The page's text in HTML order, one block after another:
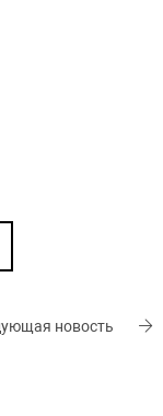
новость